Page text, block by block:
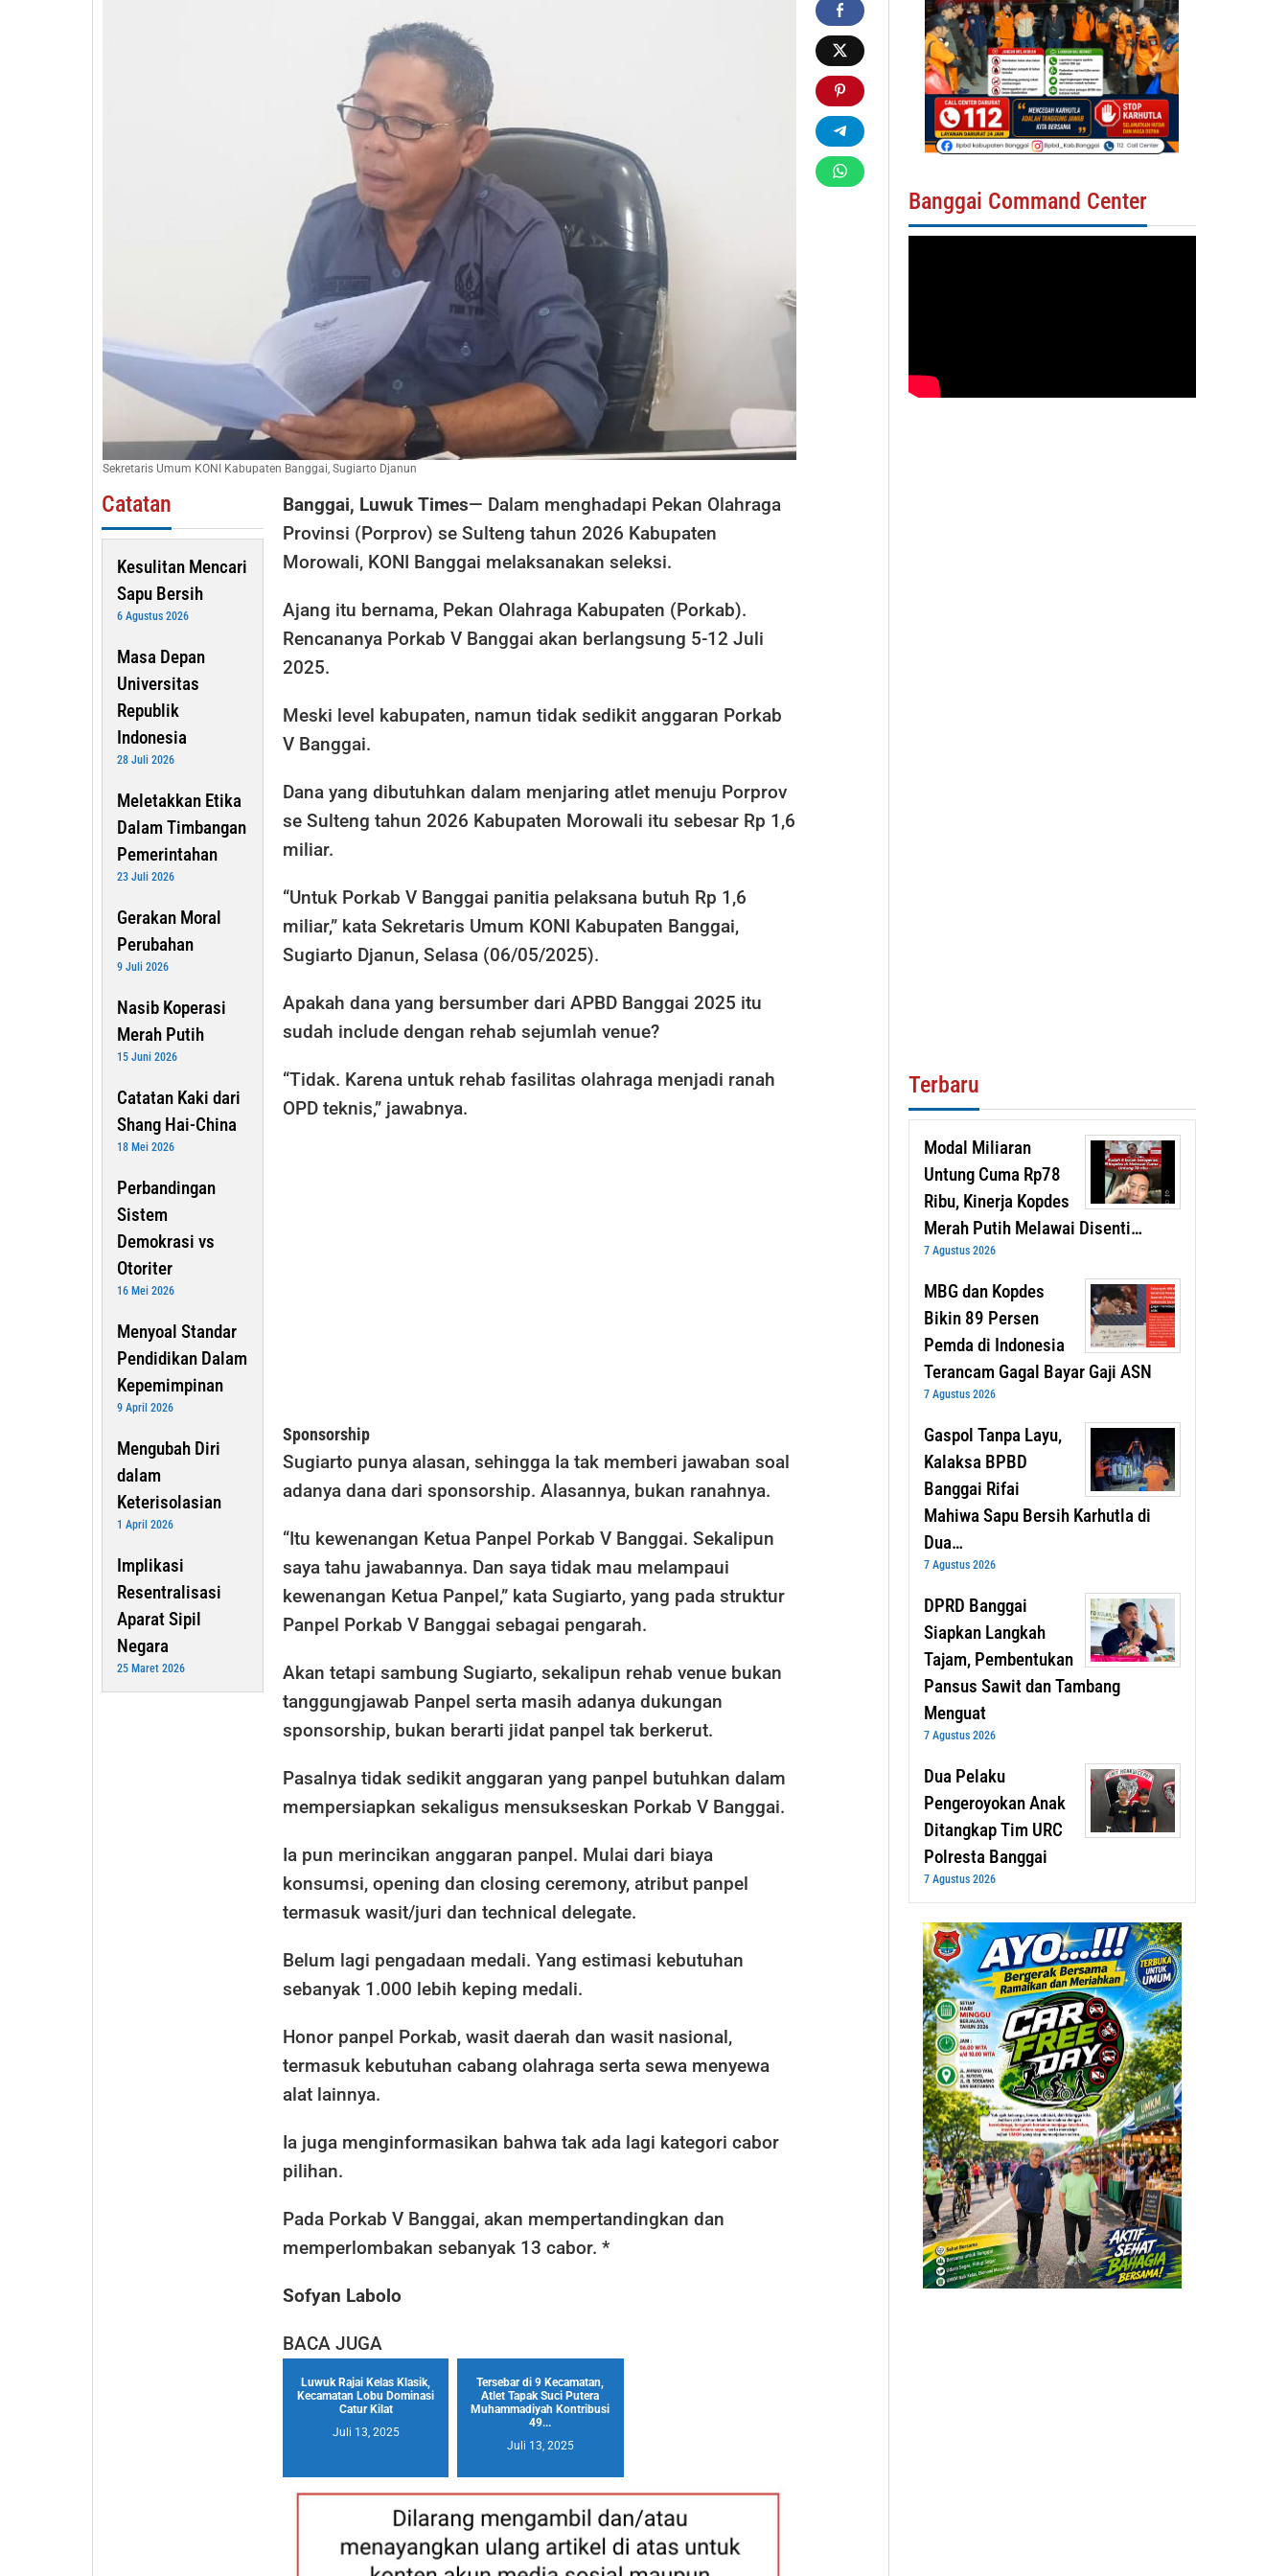
Venue
Sekretaris Umum KONI Kabupaten Banggai, Sugiarto Djanun
Catatan
Kesulitan Mencari
Sapu Bersih
6 Agustus 2026
Masa Depan
Universitas
Republik
Indonesia
28 Juli 2026
Meletakkan Etika
Dalam Timbangan
Pemerintahan
23 Juli 2026
Gerakan Moral
Perubahan
9 Juli 2026
Nasib Koperasi
Merah Putih
15 Juni 2026
Catatan Kaki dari
Shang Hai-China
18 Mei 2026
Perbandingan
Sistem
Demokrasi vs
Otoriter
16 Mei 2026
Menyoal Standar
Pendidikan Dalam
Kepemimpinan
9 April 2026
Mengubah Diri
dalam
Keterisolasian
1 April 2026
Implikasi
Resentralisasi
Aparat Sipil
Negara
25 Maret 2026
Banggai, Luwuk Times— Dalam menghadapi Pekan Olahraga
Provinsi (Porprov) se Sulteng tahun 2026 Kabupaten
Morowali, KONI Banggai melaksanakan seleksi.
Ajang itu bernama, Pekan Olahraga Kabupaten (Porkab).
Rencananya Porkab V Banggai akan berlangsung 5-12 Juli
2025.
Meski level kabupaten, namun tidak sedikit anggaran Porkab
V Banggai.
Dana yang dibutuhkan dalam menjaring atlet menuju Porprov
se Sulteng tahun 2026 Kabupaten Morowali itu sebesar Rp 1,6
miliar.
“Untuk Porkab V Banggai panitia pelaksana butuh Rp 1,6
miliar,” kata Sekretaris Umum KONI Kabupaten Banggai,
Sugiarto Djanun, Selasa (06/05/2025).
Apakah dana yang bersumber dari APBD Banggai 2025 itu
sudah include dengan rehab sejumlah venue?
“Tidak. Karena untuk rehab fasilitas olahraga menjadi ranah
OPD teknis,” jawabnya.
Sponsorship
Sugiarto punya alasan, sehingga Ia tak memberi jawaban soal
adanya dana dari sponsorship. Alasannya, bukan ranahnya.
“Itu kewenangan Ketua Panpel Porkab V Banggai. Sekalipun
saya tahu jawabannya. Dan saya tidak mau melampaui
kewenangan Ketua Panpel,” kata Sugiarto, yang pada struktur
Panpel Porkab V Banggai sebagai pengarah.
Akan tetapi sambung Sugiarto, sekalipun rehab venue bukan
tanggungjawab Panpel serta masih adanya dukungan
sponsorship, bukan berarti jidat panpel tak berkerut.
Pasalnya tidak sedikit anggaran yang panpel butuhkan dalam
mempersiapkan sekaligus mensukseskan Porkab V Banggai.
Ia pun merincikan anggaran panpel. Mulai dari biaya
konsumsi, opening dan closing ceremony, atribut panpel
termasuk wasit/juri dan technical delegate.
Belum lagi pengadaan medali. Yang estimasi kebutuhan
sebanyak 1.000 lebih keping medali.
Honor panpel Porkab, wasit daerah dan wasit nasional,
termasuk kebutuhan cabang olahraga serta sewa menyewa
alat lainnya.
Ia juga menginformasikan bahwa tak ada lagi kategori cabor
pilihan.
Pada Porkab V Banggai, akan mempertandingkan dan
memperlombakan sebanyak 13 cabor. *
Sofyan Labolo
BACA JUGA
Luwuk Rajai Kelas Klasik,
Kecamatan Lobu Dominasi
Catur Kilat
Juli 13, 2025
Tersebar di 9 Kecamatan,
Atlet Tapak Suci Putera
Muhammadiyah Kontribusi
49...
Juli 13, 2025
Banggai Command Center
Terbaru
Modal Miliaran
Untung Cuma Rp78
Ribu, Kinerja Kopdes
Merah Putih Melawai Disenti…
7 Agustus 2026
MBG dan Kopdes
Bikin 89 Persen
Pemda di Indonesia
Terancam Gagal Bayar Gaji ASN
7 Agustus 2026
Gaspol Tanpa Layu,
Kalaksa BPBD
Banggai Rifai
Mahiwa Sapu Bersih Karhutla di
Dua…
7 Agustus 2026
DPRD Banggai
Siapkan Langkah
Tajam, Pembentukan
Pansus Sawit dan Tambang
Menguat
7 Agustus 2026
Dua Pelaku
Pengeroyokan Anak
Ditangkap Tim URC
Polresta Banggai
7 Agustus 2026